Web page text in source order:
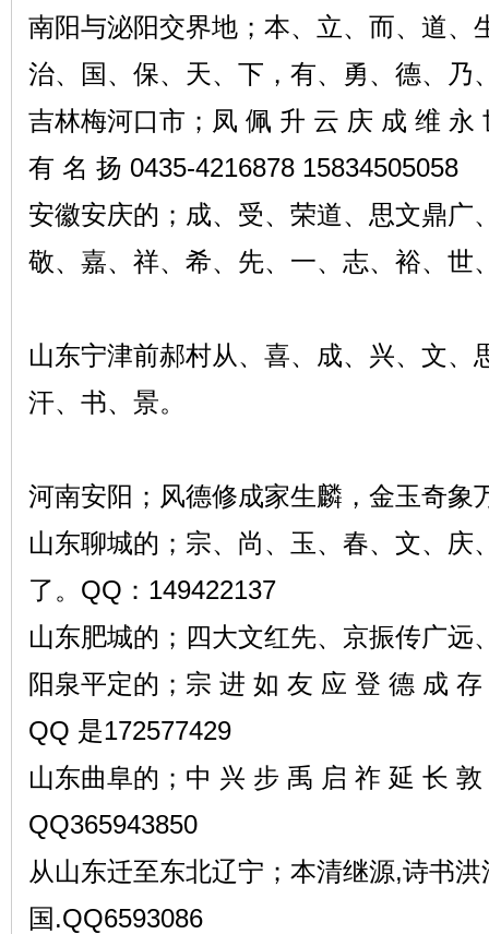
南阳与泌阳交界地；本、立、而、道、
治、国、保、天、下，有、勇、德、
吉林梅河口市；凤 佩 升 云 庆 成 维 永
有 名 扬 0435-4216878 15834505058
安徽安庆的；成、受、荣道、思文鼎广
敬、嘉、祥、希、先、一、志、裕、世
山东宁津前郝村从、喜、成、兴、文、
汗、书、景。
河南安阳；风德修成家生麟，金玉奇象
山东聊城的；宗、尚、玉、春、文、庆
了。QQ：149422137
山东肥城的；四大文红先、京振传广远
阳泉平定的；宗 进 如 友 应 登 德 成
QQ 是172577429
山东曲阜的；中 兴 步 禹 启 祚 延 长
QQ365943850
从山东迁至东北辽宁；本清继源,诗书
国.QQ6593086